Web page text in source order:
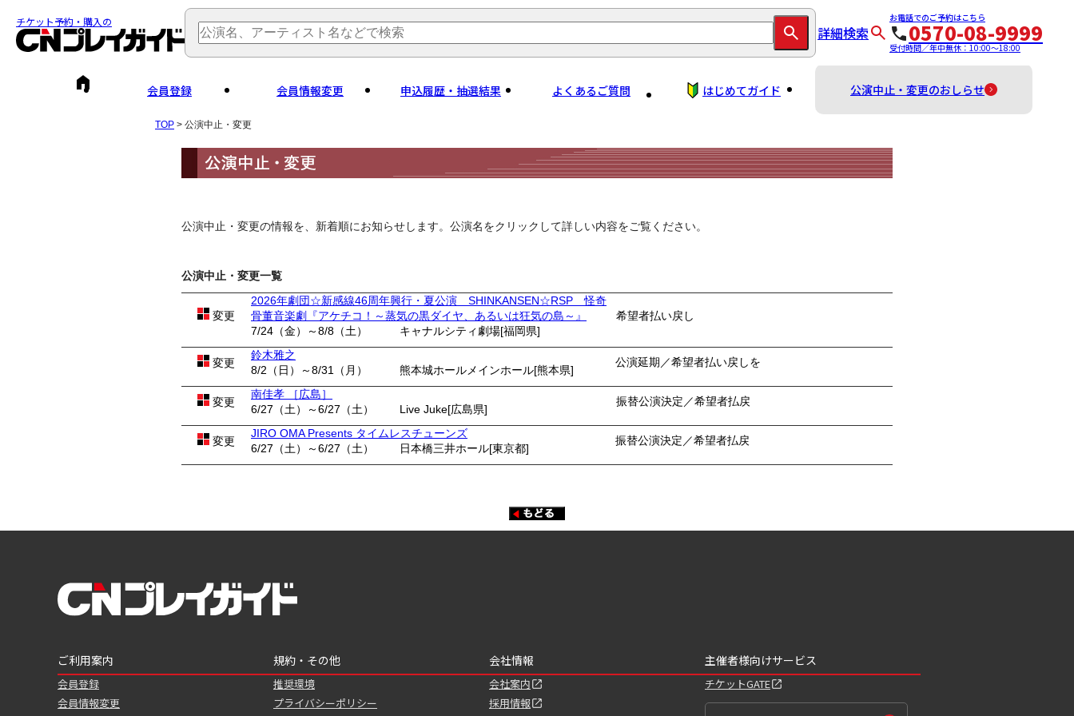
チケット予約・購入の
詳細検索
お電話でのご予約はこちら
0570-08-9999
受付時間／年中無休：10:00～18:00
会員登録 会員情報変更 申込履歴・抽選結果 よくあるご質問 はじめてガイド 公演中止・変更のおしらせ
TOP > 公演中止・変更
公演中止・変更の情報を、新着順にお知らせします。公演名をクリックして詳しい内容をご覧ください。
公演中止・変更一覧
変更
2026年劇団☆新感線46周年興行・夏公演 SHINKANSEN☆RSP 怪奇
骨董音楽劇『アケチコ！～蒸気の黒ダイヤ、あるいは狂気の島～』
希望者払い戻し
7/24（金）～8/8（土）
キャナルシティ劇場[福岡県]
変更
鈴木雅之
公演延期／希望者払い戻しを
8/2（日）～8/31（月） 熊本城ホールメインホール[熊本県]
変更
南佳孝 ［広島］
振替公演決定／希望者払戻
6/27（土）～6/27（土） Live Juke[広島県]
変更
JIRO OMA Presents タイムレスチューンズ
振替公演決定／希望者払戻
6/27（土）～6/27（土） 日本橋三井ホール[東京都]
ご利用案内
会員登録
会員情報変更
規約・その他
推奨環境
プライバシーポリシー
会社情報
会社案内
採用情報
主催者様向けサービス
チケットGATE